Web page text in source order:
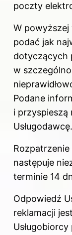
poczty
W powyższej
podać jak
dotyczących
w
Podane
i przyspieszą
Usługodawcę.
Rozpatrzenie
następuje
terminie 14
Odpowiedź
reklamacji